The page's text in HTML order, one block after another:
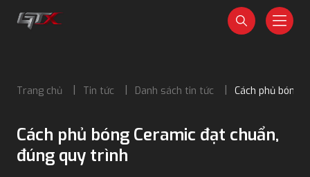
Trang chủ Tin tức Danh sách tin tức Cách phủ bóng
Cách phủ bóng Ceramic đạt chuẩn,
đúng quy trình